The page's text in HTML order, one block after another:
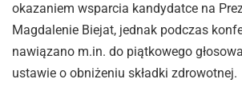
okazaniem wsparcia kandydatce na
Magdalenie Biejat, jednak podczas
nawiązano m.in. do piątkowego
ustawie o obniżeniu składki zdrowotnej.